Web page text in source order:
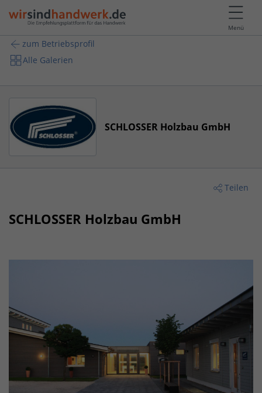
Menü
zum Betriebsprofil
Alle Galerien
SCHLOSSER Holzbau GmbH
Teilen
SCHLOSSER Holzbau GmbH